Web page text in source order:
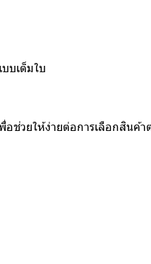
บบเต็มใบ
อช่วยให้ง่ายต่อการเลือกสิน